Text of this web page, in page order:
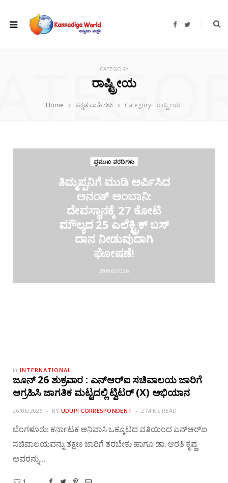
F
b
T
t
CATEGORY
ರಾಷ್ಟ್ರೀಯ
Home ಕನ್ನಡ ವಾರ್ತೆಗಳು Category: "ರಾಷ್ಟ್ರೀಯ"
ಪ್ರಮುಖ ವರದಿಗಳು
ತಿಮ್ಮಪ್ಪನಿಗೆ ಮುಡಿ ಅರ್ಪಿಸಿದ
ಅನಂತ್ ಅಂಬಾನಿ:
ದೇವಸ್ಥಾನಕ್ಕೆ 27 ಕೋಟಿ
ಮೌಲ್ಯದ 25 ಎಲೆಕ್ಟ್ರಿಕ್ ಬಸ್
ದಾನ ನೀಡುವುದಾಗಿ
ಘೋಷಣೆ!
29/06/2026
In INTERNATIONAL
ಜೂನ್ 26 ಶುಕ್ರವಾರ : ಎನ್‌ಆರ್‌ಐ ಸಚಿವಾಲಯ ಜಾರಿಗೆ
ಆಗ್ರಹಿಸಿ ಜಾಗತಿಕ ಮಟ್ಟದಲ್ಲಿ ಟ್ವಿಟರ್ (X) ಅಭಿಯಾನ
26/06/2026 BY UDUPI CORRESPONDENT 2 MINS READ
ಬೆಂಗಳೂರು: ಕರ್ನಾಟಕ ಅನಿವಾಸಿ ಒಕ್ಕೂಟದ ವತಿಯಿಂದ ಎನ್‌ಆರ್‌ಐ
ಸಚಿವಾಲಯವನ್ನು ತಕ್ಷಣ ಜಾರಿಗೆ ತರಬೇಕು ಹಾಗೂ ಡಾ. ಆರತಿ ಕೃಷ್ಣ
ಅವರನ್ನು…